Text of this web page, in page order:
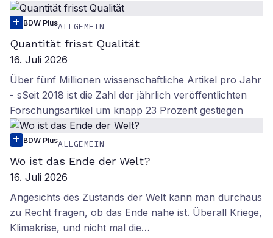
BDW PlusALLGEMEIN
Quantität frisst Qualität
16. Juli 2026
Über fünf Millionen wissenschaftliche Artikel pro Jahr
- sSeit 2018 ist die Zahl der jährlich veröffentlichten
Forschungsartikel um knapp 23 Prozent gestiegen
BDW PlusALLGEMEIN
Wo ist das Ende der Welt?
16. Juli 2026
Angesichts des Zustands der Welt kann man durchaus
zu Recht fragen, ob das Ende nahe ist. Überall Kriege,
Klimakrise, und nicht mal die…